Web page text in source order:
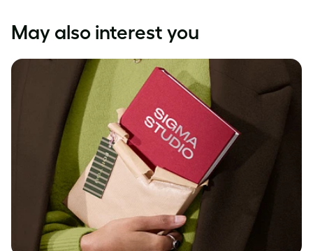
May also interest you